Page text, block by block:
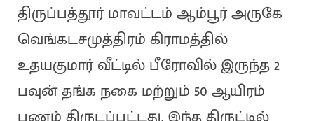
திருப்பத்தூர் மாவட்டம் ஆம்பூர் அருகே
வெங்கடசமுத்திரம் கிராமத்தில்
உதயகுமார் வீட்டில் பீரோவில் இருந்த 2
பவுன் தங்க நகை மற்றும் 50 ஆயிரம்